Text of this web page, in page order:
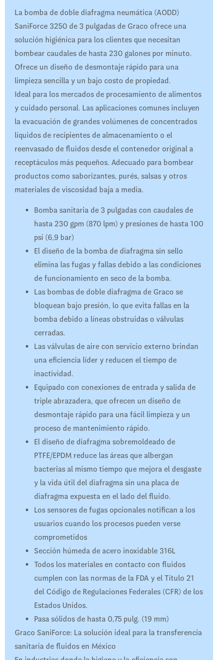
La bomba de doble diafragma neumática (AODD)
SaniForce 3250 de 3 pulgadas de Graco ofrece una
solución higiénica para los clientes que necesitan
bombear caudales de hasta 230 galones por minuto.
Ofrece un diseño de desmontaje rápido para una
limpieza sencilla y un bajo costo de propiedad.
Ideal para los mercados de procesamiento de alimentos
y cuidado personal. Las aplicaciones comunes incluyen
la evacuación de grandes volúmenes de concentrados
líquidos de recipientes de almacenamiento o el
reenvasado de fluidos desde el contenedor original a
receptáculos más pequeños. Adecuado para bombear
productos como saborizantes, purés, salsas y otros
materiales de viscosidad baja a media.
Bomba sanitaria de 3 pulgadas con caudales de
hasta 230 gpm (870 lpm) y presiones de hasta 100
psi (6,9 bar)
El diseño de la bomba de diafragma sin sello
elimina las fugas y fallas debido a las condiciones
de funcionamiento en seco de la bomba.
Las bombas de doble diafragma de Graco se
bloquean bajo presión, lo que evita fallas en la
bomba debido a líneas obstruidas o válvulas
cerradas.
Las válvulas de aire con servicio externo brindan
una eficiencia líder y reducen el tiempo de
inactividad.
Equipado con conexiones de entrada y salida de
triple abrazadera, que ofrecen un diseño de
desmontaje rápido para una fácil limpieza y un
proceso de mantenimiento rápido.
El diseño de diafragma sobremoldeado de
PTFE/EPDM reduce las áreas que albergan
bacterias al mismo tiempo que mejora el desgaste
y la vida útil del diafragma sin una placa de
diafragma expuesta en el lado del fluido.
Los sensores de fugas opcionales notifican a los
usuarios cuando los procesos pueden verse
comprometidos
Sección húmeda de acero inoxidable 316L
Todos los materiales en contacto con fluidos
cumplen con las normas de la FDA y el Título 21
del Código de Regulaciones Federales (CFR) de los
Estados Unidos.
Pasa sólidos de hasta 0,75 pulg. (19 mm)
Graco SaniForce: La solución ideal para la transferencia
sanitaria de fluidos en México